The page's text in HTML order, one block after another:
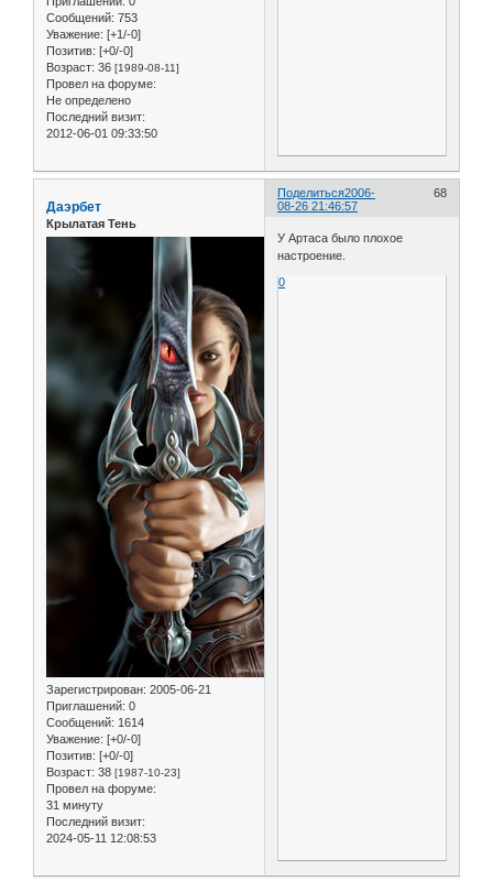
Сообщений: 753
Уважение: [+1/-0]
Позитив: [+0/-0]
Возраст: 36 [1989-08-11]
Провел на форуме:
Не определено
Последний визит:
2012-06-01 09:33:50
Поделиться 68
2006-
08-26 21:46:57
Даэрбет
Крылатая Тень
Зарегистрирован: 2005-06-21
Приглашений: 0
Сообщений: 1614
Уважение: [+0/-0]
Позитив: [+0/-0]
Возраст: 38 [1987-10-23]
Провел на форуме:
31 минуту
Последний визит:
2024-05-11 12:08:53
У Артаса было плохое
настроение.
0